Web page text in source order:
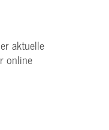
aktuelle
online